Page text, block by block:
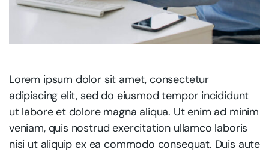
Lorem ipsum dolor sit amet, consectetur
adipiscing elit, sed do eiusmod tempor incididunt
ut labore et dolore magna aliqua. Ut enim ad minim
veniam, quis nostrud exercitation ullamco laboris
nisi ut aliquip ex ea commodo consequat. Duis aute